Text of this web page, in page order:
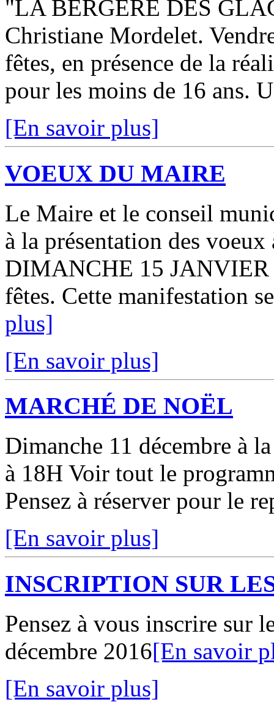
"LA BERGÈRE DES
Christiane Mordelet.
fêtes, en présence de la
pour les moins de 16 ans.
[En savoir plus]
VOEUX DU MAIRE
Le Maire et le conseil
à la présentation des
DIMANCHE 15 JANVIER
fêtes. Cette manifestation
plus]
[En savoir plus]
MARCHÉ DE NOËL
Dimanche 11 décembre à
à 18H Voir tout le
Pensez à réserver pour le
[En savoir plus]
INSCRIPTION SUR
Pensez à vous inscrire sur
décembre 2016[En savoir
[En savoir plus]